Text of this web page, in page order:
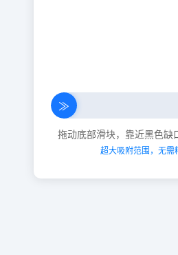
≫
拖动底部滑块，靠近黑色缺
超大吸附范围，无需